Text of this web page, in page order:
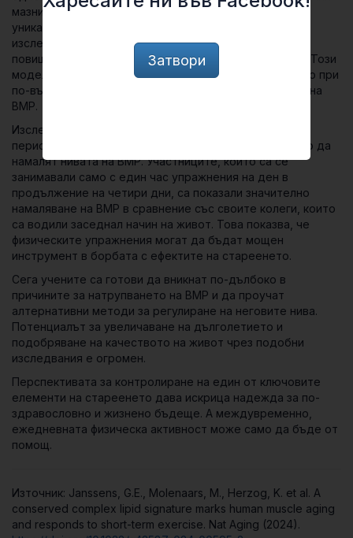
мазнини в дадена тъкан. Като изследват над 1200
уникални липида в 10 различни тъкани при мишки,
изследователите установяват последователното
повишаване на BMP при по-възрастните екземпляри. Този
модел е отразен и в човешките мускулни тъкани, като при
по-възрастните хора се наблюдават по-високи нива на
BMP.
Изследователският екип установява, че дори кратки
периоди на физическо натоварване могат значително да
намалят нивата на BMP. Участниците, които са се
занимавали само с един час упражнения на ден в
продължение на четири дни, са показали значително
намаляване на BMP в сравнение със своите колеги, които
са водили заседнал начин на живот. Това показва, че
физическите упражнения могат да бъдат мощен
инструмент в борбата с ефектите на стареенето.
Сега учените са готови да вникнат по-дълбоко в
причините за натрупването на BMP и да проучат
алтернативни методи за регулиране на неговите нива.
Потенциалът за увеличаване на дълголетието и
подобряване на качеството на живот чрез подобни
изследвания е огромен.
Перспективата за контролиране на един от ключовите
елементи на стареенето дава искрица надежда за по-
здравословно и жизнено бъдеще. А междувременно,
ежедневната физическа активност може само да бъде от
помощ.
Източник: Janssens, G.E., Molenaars, M., Herzog, K. et al. A
conserved complex lipid signature marks human muscle aging
and responds to short-term exercise. Nat Aging (2024).
Затвори